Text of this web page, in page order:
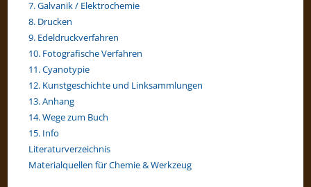
7. Galvanik / Elektrochemie
8. Drucken
9. Edeldruckverfahren
10. Fotografische Verfahren
11. Cyanotypie
12. Kunstgeschichte und Linksammlungen
13. Anhang
14. Wege zum Buch
15. Info
Literaturverzeichnis
Materialquellen für Chemie & Werkzeug